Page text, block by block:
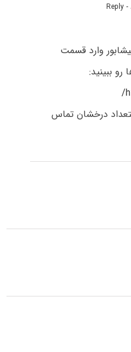
- Reply
وارد قسمت
ببینید:
درخشان تماس